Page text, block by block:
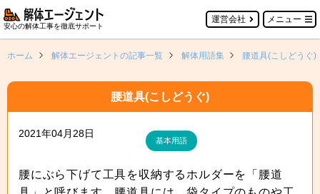
安心の解体工事を徹底サポート
運営会社 メニュー
ホーム 解体エージェントの記事一覧 解体用語集 腰道具(こしどうぐ)
腰道具(こしどうぐ)
2021年04月28日
基本用語
腰にぶら下げて工具を収納するホルダーを「腰道